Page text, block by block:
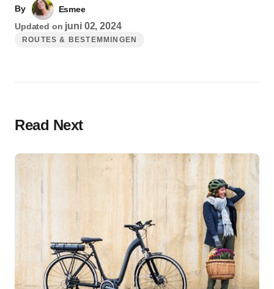
By
Esmee
Updated on juni 02, 2024
ROUTES & BESTEMMINGEN
Read Next